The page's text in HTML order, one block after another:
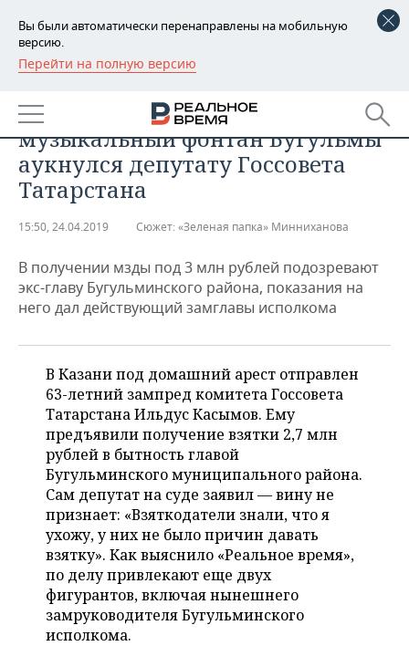
Вы были автоматически перенаправлены на мобильную
версию.
Перейти на полную версию
РЕГИОНЫ
БАШКОРТОСТАН
ТАТАРСТАН
УДМУРТИЯ
НОВОСТИ
АНАЛИТИКА
НОВОСТИ АНАЛИТИКИ
ДЕКЛАРАЦИИ О ДОХОДАХ
КОРОЛИ ГОСЗАКАЗА ПФО
ВУЗЫ ТАТАРСТАНА
ТОРГОВЫЕ ЦЕНТРЫ
ТАТАРСТАНА
ЭКОНОМИКА
НОВОСТИ ЭКОНОМИКИ
ФИНАНСЫ
БАНКИ
ИНВЕСТИЦИИ
ПРОМЫШЛЕННОСТЬ
НОВОСТИ
ПРОМЫШЛЕННОСТИ
МАШИНОСТРОЕНИЕ
НЕФТЕХИМИЯ
НЕФТЬ
ОПК
ЭНЕРГЕТИКА
НЕДВИЖИМОСТЬ
НОВОСТИ НЕДВИЖИМОСТИ
АВТО
НОВОСТИ БИЗНЕСА
РОЗНИЧНАЯ ТОРГОВЛЯ
ТРАНСПОРТ
УСЛУГИ
ТЕХНОЛОГИИ
НОВОСТИ ТЕХНОЛОГИЙ
МЕДИА
ТЕЛЕКОММУНИКАЦИИ
МЕРОПРИЯТИЯ
НОВОСТИ МЕРОПРИЯТИЙ
ВЫЕЗДНАЯ РЕДАКЦИЯ
БИЗНЕС-БРАНЧИ
ONLINE-КОНФЕРЕНЦИИ
СПОРТ
НОВОСТИ СПОРТА
ФУТБОЛ
ХОККЕЙ
ОБЩЕСТВО
НОВОСТИ ОБЩЕСТВА
ВЛАСТЬ
ФОТОГАЛЕРЕЯ
СЮЖЕТЫ
Песня про мэрскую взятку:
музыкальный фонтан Бугульмы
аукнулся депутату Госсовета
Татарстана
15:50, 24.04.2019 Сюжет: «Зеленая папка» Минниханова
В получении мзды под 3 млн рублей подозревают
экс-главу Бугульминского района, показания на
него дал действующий замглавы исполкома
В Казани под домашний арест отправлен
63-летний зампред комитета Госсовета
Татарстана Ильдус Касымов. Ему
предъявили получение взятки 2,7 млн
рублей в бытность главой
Бугульминского муниципального района.
Сам депутат на суде заявил — вину не
признает: «Взяткодатели знали, что я
ухожу, у них не было причин давать
взятку». Как выяснило «Реальное время»,
по делу привлекают еще двух
фигурантов, включая нынешнего
замруководителя Бугульминского
исполкома.